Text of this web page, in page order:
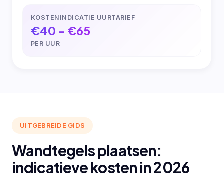
KOSTENINDICATIE UURTARIEF
€40 – €65
PER UUR
UITGEBREIDE GIDS
Wandtegels plaatsen:
indicatieve kosten in 2026